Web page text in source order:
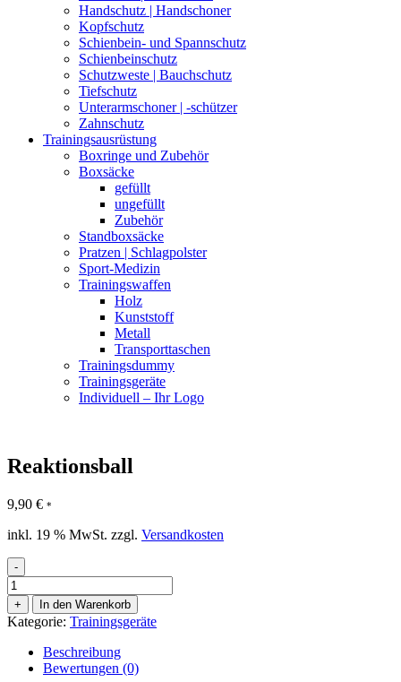
Handschutz | Handschoner
Kopfschutz
Schienbein- und Spannschutz
Schienbeinschutz
Schutzweste | Bauchschutz
Tiefschutz
Unterarmschoner | -schützer
Zahnschutz
Trainingsausrüstung
Boxringe und Zubehör
Boxsäcke
gefüllt
ungefüllt
Zubehör
Standboxsäcke
Pratzen | Schlagpolster
Sport-Medizin
Trainingswaffen
Holz
Kunststoff
Metall
Transporttaschen
Trainingsdummy
Trainingsgeräte
Individuell – Ihr Logo
Reaktionsball
9,90 € *
inkl. 19 % MwSt. zzgl. Versandkosten
-
Reaktionsball
Menge
+ In den Warenkorb
Kategorie: Trainingsgeräte
Beschreibung
Bewertungen (0)